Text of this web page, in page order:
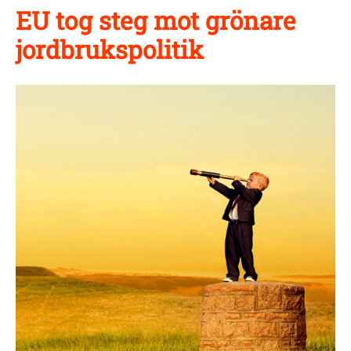
EU tog steg mot grönare
jordbrukspolitik